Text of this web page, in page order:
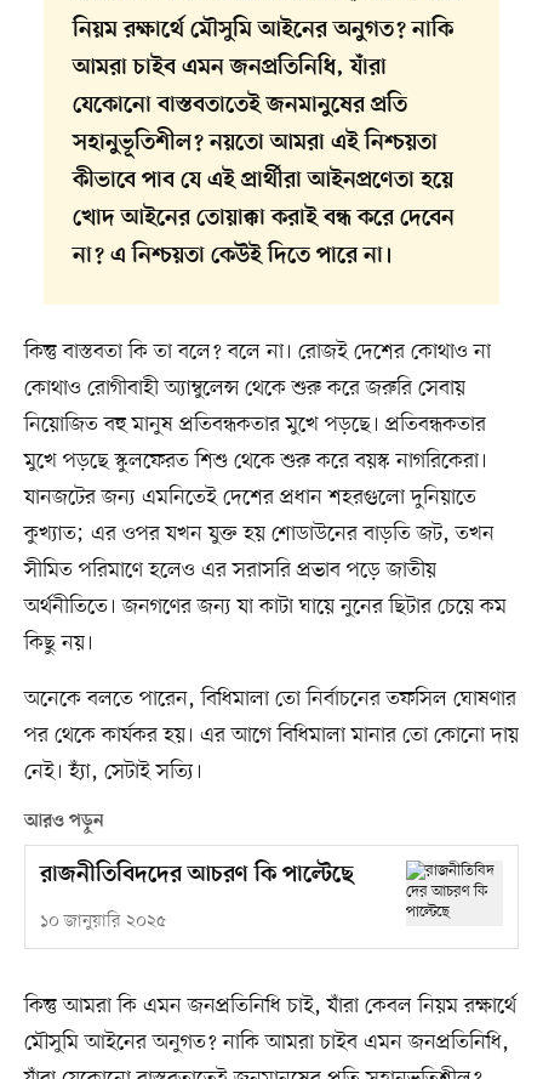
নিয়ম রক্ষার্থে মৌসুমি আইনের অনুগত? নাকি
আমরা চাইব এমন জনপ্রতিনিধি, যাঁরা
যেকোনো বাস্তবতাতেই জনমানুষের প্রতি
সহানুভূতিশীল? নয়তো আমরা এই নিশ্চয়তা
কীভাবে পাব যে এই প্রার্থীরা আইনপ্রণেতা হয়ে
খোদ আইনের তোয়াক্কা করাই বন্ধ করে দেবেন
না? এ নিশ্চয়তা কেউই দিতে পারে না।
কিন্তু বাস্তবতা কি তা বলে? বলে না। রোজই দেশের কোথাও না
কোথাও রোগীবাহী অ্যাম্বুলেন্স থেকে শুরু করে জরুরি সেবায়
নিয়োজিত বহু মানুষ প্রতিবন্ধকতার মুখে পড়ছে। প্রতিবন্ধকতার
মুখে পড়ছে স্কুলফেরত শিশু থেকে শুরু করে বয়স্ক নাগরিকেরা।
যানজটের জন্য এমনিতেই দেশের প্রধান শহরগুলো দুনিয়াতে
কুখ্যাত; এর ওপর যখন যুক্ত হয় শোডাউনের বাড়তি জট, তখন
সীমিত পরিমাণে হলেও এর সরাসরি প্রভাব পড়ে জাতীয়
অর্থনীতিতে। জনগণের জন্য যা কাটা ঘায়ে নুনের ছিটার চেয়ে কম
কিছু নয়।
অনেকে বলতে পারেন, বিধিমালা তো নির্বাচনের তফসিল ঘোষণার
পর থেকে কার্যকর হয়। এর আগে বিধিমালা মানার তো কোনো দায়
নেই। হ্যাঁ, সেটাই সত্যি।
আরও পড়ুন
রাজনীতিবিদদের আচরণ কি পাল্টেছে
১০ জানুয়ারি ২০২৫
কিন্তু আমরা কি এমন জনপ্রতিনিধি চাই, যাঁরা কেবল নিয়ম রক্ষার্থে
মৌসুমি আইনের অনুগত? নাকি আমরা চাইব এমন জনপ্রতিনিধি,